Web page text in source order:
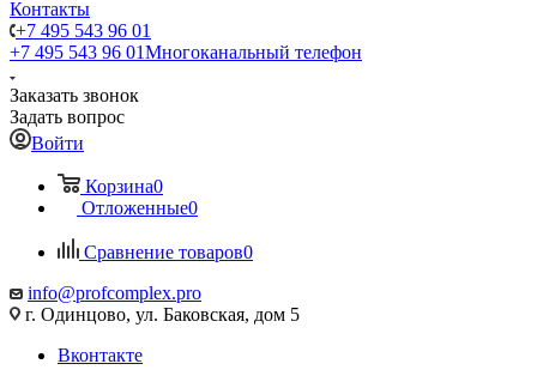
Контакты
+7 495 543 96 01
+7 495 543 96 01Многоканальный телефон
Заказать звонок
Задать вопрос
Войти
Корзина0
Отложенные0
Сравнение товаров0
info@profcomplex.pro
г. Одинцово, ул. Баковская, дом 5
Вконтакте